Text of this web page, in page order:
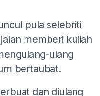
pula selebriti
memberi kuliah
ulang
bertaubat.
dan diulang